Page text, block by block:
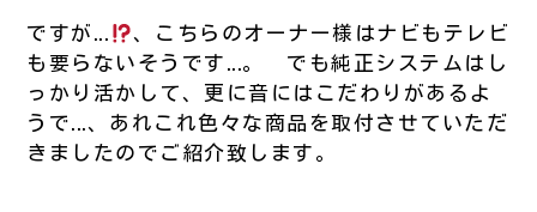
ですが...
、こちらのオーナー様はナビもテレビ
も要らないそうです...。 でも純正システムはし
っかり活かして、更に音にはこだわりがあるよ
うで...、あれこれ色々な商品を取付させていただ
きましたのでご紹介致します。